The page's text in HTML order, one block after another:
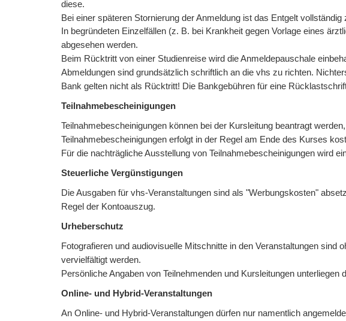
diese.
Bei einer späteren Stornierung der Anmeldung ist das Entgelt
In begründeten Einzelfällen (z. B. bei Krankheit gegen Vorlage eines
abgesehen werden.
Beim Rücktritt von einer Studienreise wird die Anmeldepauschale
Abmeldungen sind grundsätzlich schriftlich an die vhs zu richten.
Bank gelten nicht als Rücktritt! Die Bankgebühren für eine
Teilnahmebescheinigungen
Teilnahmebescheinigungen können bei der Kursleitung beantragt
Teilnahmebescheinigungen erfolgt in der Regel am Ende des Kurses
Für die nachträgliche Ausstellung von Teilnahmebescheinigungen wird
Steuerliche Vergünstigungen
Die Ausgaben für vhs-Veranstaltungen sind als "Werbungskosten"
Regel der Kontoauszug.
Urheberschutz
Fotografieren und audiovisuelle Mitschnitte in den Veranstaltungen
vervielfältigt werden.
Persönliche Angaben von Teilnehmenden und Kursleitungen
Online- und Hybrid-Veranstaltungen
An Online- und Hybrid-Veranstaltungen dürfen nur namentlich